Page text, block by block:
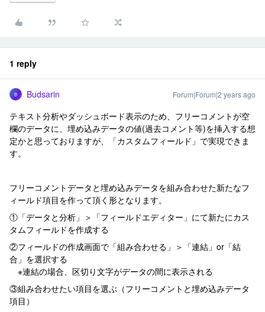
1 reply
B Budsarin Forum|Forum|2 years ago
テキスト分析やダッシュボード表示のため、フリーコメントが空
欄のデータに、埋め込みデータの値(過去コメント等)を挿入する想
定かと思っておりますが、「カスタムフィールド」で実現できま
す。
フリーコメントデータと埋め込みデータを組み合わせた新たなフ
ィールド項目を作って頂く形となります。
①「データと分析」＞「フィールドエディター」にて新たにカス
タムフィールドを作成する
②フィールドの作成画面で「組み合わせる」＞「連結」or「結
合」を選択する
※連結の場合、区切り文字がデータの間に表示される
③組み合わせたい項目を選ぶ（フリーコメントと埋め込みデータ
項目）